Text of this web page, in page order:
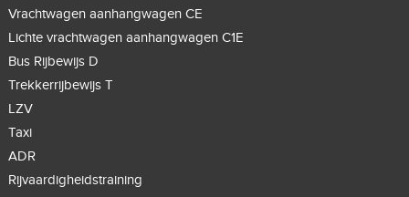
Vrachtwagen aanhangwagen CE
Lichte vrachtwagen aanhangwagen C1E
Bus Rijbewijs D
Trekkerrijbewijs T
LZV
Taxi
ADR
Rijvaardigheidstraining